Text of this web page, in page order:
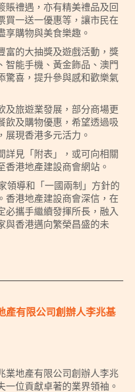
賬禮遇，亦有精美禮品及回
買一送一優惠等，讓市民在
享購物與美食樂趣。
富的大抽獎及遊戲活動，獎
智能手機、黃金飾品、澳門
驚喜，提升參與感和歡樂氣
及旅遊業發展，部分商場更
飲及購物優惠，希望透過吸
展現香港多元活力。
詳見「附表」，或可向相關
香港地產建設商會網站。
領導和「一國兩制」方針的
香港地產建設商會深信，在
必攜手繼續發揮所長，融入
與香港邁向繁榮昌盛的未
產有限公司創辦人李兆基
業地產有限公司創辦人李兆
一位貢獻卓著的業界領袖。